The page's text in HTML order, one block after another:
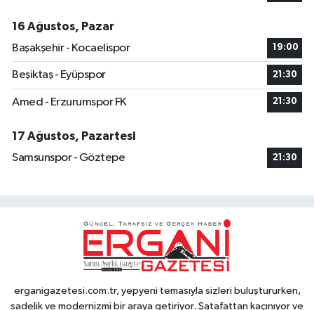
16 Ağustos, Pazar
Başakşehir - Kocaelispor
19:00
Beşiktaş - Eyüpspor 21:30
Amed - Erzurumspor FK 21:30
17 Ağustos, Pazartesi
Samsunspor - Göztepe
21:30
erganigazetesi.com.tr, yepyeni temasıyla sizleri buluştururken,
sadelik ve modernizmi bir araya getiriyor. Şatafattan kaçınıyor ve